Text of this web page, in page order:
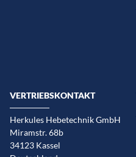
VERTRIEBSKONTAKT
Herkules Hebetechnik GmbH
Miramstr. 68b
34123 Kassel